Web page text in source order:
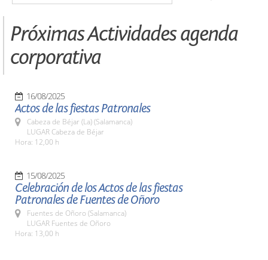
Próximas Actividades agenda
corporativa
16/08/2025
Actos de las fiestas Patronales
Cabeza de Béjar (La) (Salamanca)
LUGAR Cabeza de Béjar
Hora: 12,00 h
15/08/2025
Celebración de los Actos de las fiestas
Patronales de Fuentes de Oñoro
Fuentes de Oñoro (Salamanca)
LUGAR Fuentes de Oñoro
Hora: 13,00 h